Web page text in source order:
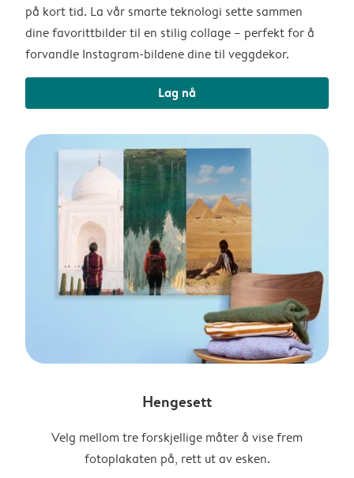
på kort tid. La vår smarte teknologi sette sammen
dine favorittbilder til en stilig collage – perfekt for å
forvandle Instagram-bildene dine til veggdekor.
Lag nå
Hengesett
Velg mellom tre forskjellige måter å vise frem
fotoplakaten på, rett ut av esken.